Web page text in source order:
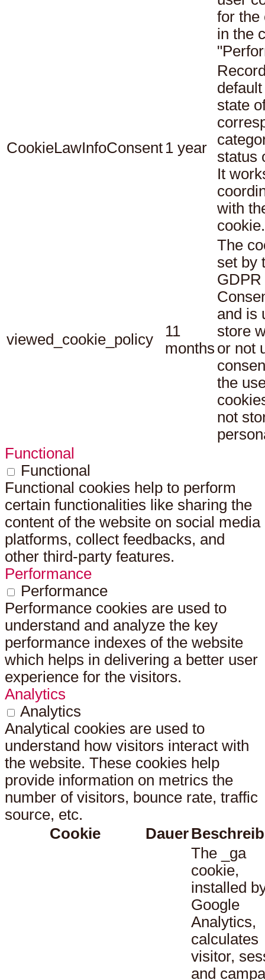
for the
in the
CookieLawInfoConsent 1 year
state
status
It
with
cookie.
viewed_cookie_policy
11
months
The
set by
and is
store
or not
the
not
Functional
Functional
Functional cookies help to perform
certain functionalities like sharing the
content of the website on social media
platforms, collect feedbacks, and
other third-party features.
Performance
Performance
Performance cookies are used to
understand and analyze the key
performance indexes of the website
which helps in delivering a better user
experience for the visitors.
Analytics
Analytics
Analytical cookies are used to
understand how visitors interact with
the website. These cookies help
provide information on metrics the
number of visitors, bounce rate, traffic
source, etc.
Cookie
Dauer
The _ga
cookie,
installed
Google
Analytics,
calculates
visitor,
and